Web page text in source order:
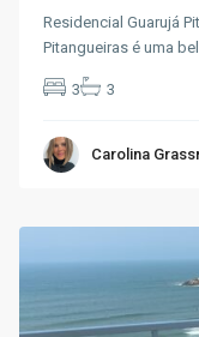
Residencial Guarujá
Pitangueiras é uma
3 3
Carolina